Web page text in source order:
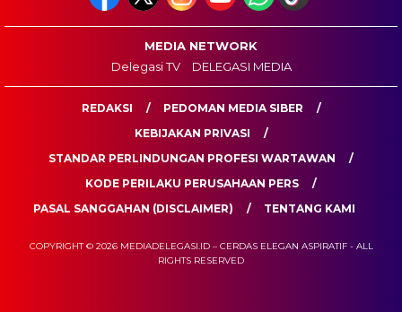
MEDIA NETWORK
Delegasi TV
DELEGASI MEDIA
REDAKSI
PEDOMAN MEDIA SIBER
KEBIJAKAN PRIVASI
STANDAR PERLINDUNGAN PROFESI WARTAWAN
KODE PERILAKU PERUSAHAAN PERS
PASAL SANGGAHAN (DISCLAIMER)
TENTANG KAMI
COPYRIGHT © 2026 MEDIADELEGASI.ID – CERDAS ELEGAN ASPIRATIF - ALL
RIGHTS RESERVED